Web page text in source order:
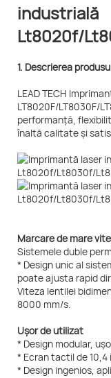
industrială
Lt8020f/
1. Descrierea
LEAD TECH
LT8020F/LT8030F/
performanță,
înaltă calitate și
Marcare de mare
Sistemele duble
* Design unic al
poate ajusta rapid
Viteza lentilei
8000 mm/s.
Ușor de utilizat
* Design modular,
* Ecran tactil de
* Design ingenios,